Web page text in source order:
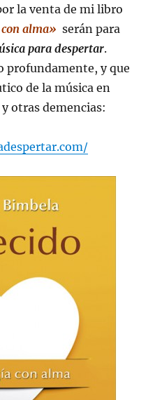
la venta de mi libro
alma» serán para
para despertar.
profundamente, y que
de la música en
otras demencias: